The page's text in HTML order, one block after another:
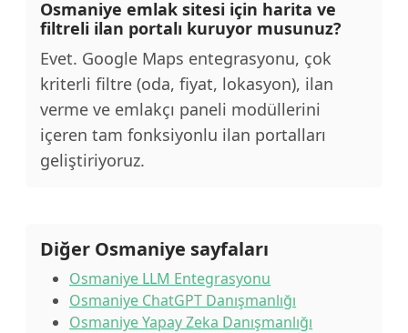
Osmaniye emlak sitesi için harita ve
filtreli ilan portalı kuruyor musunuz?
Evet. Google Maps entegrasyonu, çok
kriterli filtre (oda, fiyat, lokasyon), ilan
verme ve emlakçı paneli modüllerini
içeren tam fonksiyonlu ilan portalları
geliştiriyoruz.
Diğer Osmaniye sayfaları
Osmaniye LLM Entegrasyonu
Osmaniye ChatGPT Danışmanlığı
Osmaniye Yapay Zeka Danışmanlığı